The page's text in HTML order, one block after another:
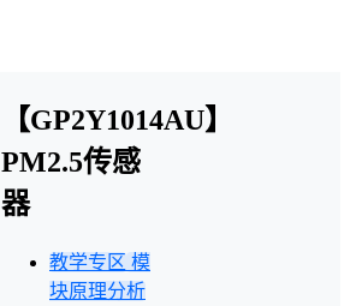
【GP2Y1014AU】
PM2.5传感
器
教学专区 模
块原理分析